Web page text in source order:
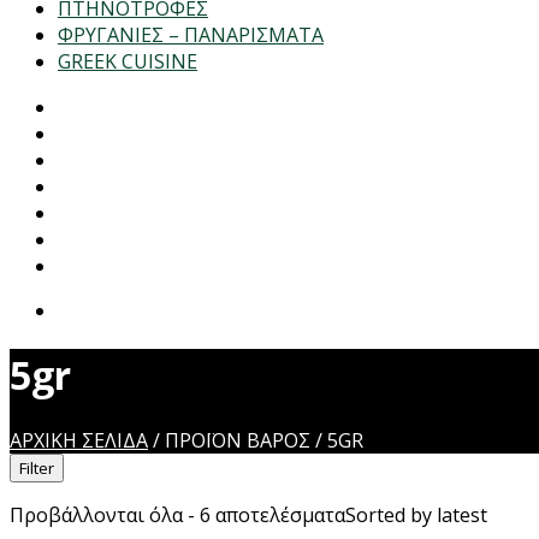
ΠΤΗΝΟΤΡΟΦΕΣ
ΦΡΥΓΑΝΙΕΣ – ΠΑΝΑΡΙΣΜΑΤΑ
GREEK CUISINE
5gr
ΑΡΧΙΚΉ ΣΕΛΊΔΑ/ ΠΡΟΪΌΝ ΒΆΡΟΣ /5GR
Filter
Προβάλλονται όλα - 6 αποτελέσματαSorted by latest